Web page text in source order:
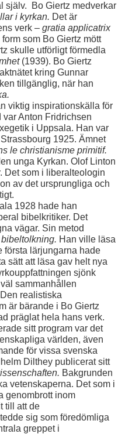
själv.  Bo Giertz medverkar
i kyrkan. Det är
verk – gratia applicatrix
som Bo Giertz mött
skulle utförligt förmedla
(1939). Bo Giertz
kring Gunnar
tillgänglig, när han
viktig inspirationskälla för
var Anton Fridrichsen
i Uppsala. Han var
1925. Ämnet
unga Kyrkan. Olof Linton
Det som i liberalteologin
av det ursprungliga och
1928 hade han
bibelkritiker. Det
vägar. Sin metod
Han ville läsa
första lärjungarna hade
sätt att läsa gav helt nya
sjönk
sammanhållen
Den realistiska
är bärande i Bo Giertz
präglat hela hans verk.
sitt program var det
världen, även
för vissa svenska
Dilthey publicerat sitt
Bakgrunden
vetenskaperna. Det som i
genombrott inom
till att de
sig som föredömliga
greppet i